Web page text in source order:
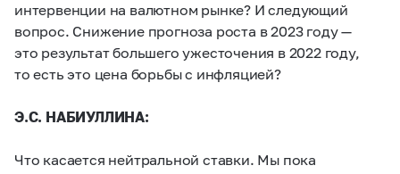
интервенции на валютном рынке? И следующий
вопрос. Снижение прогноза роста в 2023 году —
это результат большего ужесточения в 2022 году,
то есть это цена борьбы с инфляцией?
Э.С. НАБИУЛЛИНА:
Что касается нейтральной ставки. Мы пока